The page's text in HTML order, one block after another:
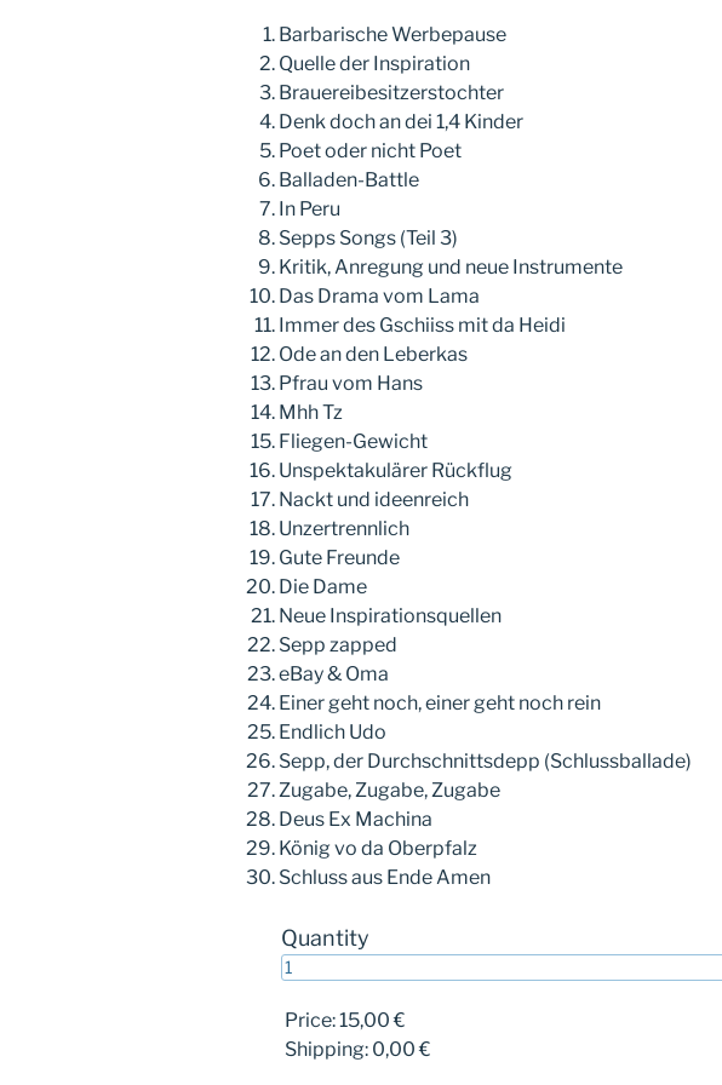
Barbarische Werbepause
Quelle der Inspiration
Brauereibesitzerstochter
Denk doch an dei 1,4 Kinder
Poet oder nicht Poet
Balladen-Battle
In Peru
Sepps Songs (Teil 3)
Kritik, Anregung und neue Instrumente
Das Drama vom Lama
Immer des Gschiiss mit da Heidi
Ode an den Leberkas
Pfrau vom Hans
Mhh Tz
Fliegen-Gewicht
Unspektakulärer Rückflug
Nackt und ideenreich
Unzertrennlich
Gute Freunde
Die Dame
Neue Inspirationsquellen
Sepp zapped
eBay & Oma
Einer geht noch, einer geht noch rein
Endlich Udo
Sepp, der Durchschnittsdepp (Schlussballade)
Zugabe, Zugabe, Zugabe
Deus Ex Machina
König vo da Oberpfalz
Schluss aus Ende Amen
Quantity
Price:15,00 €
Shipping: 0,00 €